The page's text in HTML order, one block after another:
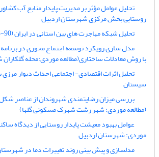
تحلیل عوامل مؤثر بر مدیریت پایدار منابع آب
روستایی بخش مرکزی شهرستان اردبیل
تحلیل شبکه مهاجرت های بین استانی در ایران (90-1385)
مدل سازی رویکرد توسعه اجتماع محوری در
با روش معادلات ساختاری(مطالعه موردی:محله گلکاران
تحلیل اثرات اقتصادی- اجتماعی احداث دیوار
سیستان
بررسی میزان رضایتمندی شهروندان از عناصر
(مطالعه موردی: شهر رشت شهرک مسکونی گلها)
عوامل بهبود معیشت پایدار روستایی از دیدگاه
موردی: شهرستان اردبیل
مدلسازی و پیش بینی روند تغییرات دما در